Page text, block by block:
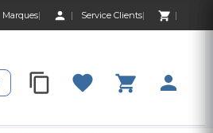
Marques Service Clients
0 Produit 0,00
0 Produit 0,00 DH